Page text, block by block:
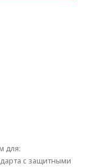
для:
с защитными